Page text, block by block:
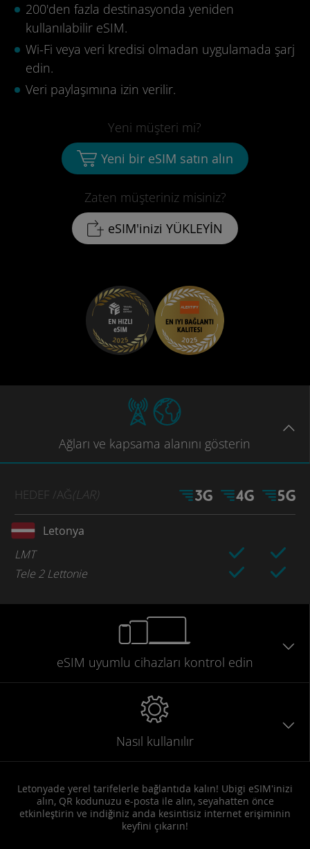
200'den fazla destinasyonda yeniden
kullanılabilir eSIM.
Wi-Fi veya veri kredisi olmadan uygulamada şarj
edin.
Veri paylaşımına izin verilir.
Zaten müşteriniz misiniz?
eSIM'inizi YÜKLEYİN
Yeni müşteri mi?
Yeni bir eSIM satın alın
Ağları ve kapsama alanını gösterin
HEDEF /AĞ(LAR)
Letonya
LMT
Tele 2 Lettonie
eSIM uyumlu cihazları kontrol edin
Nasıl kullanılır
Letonyade yerel tarifelerle bağlantıda kalın! Ubigi eSIM'inizi
alın, QR kodunuzu e-posta ile alın, seyahatten önce
etkinleştirin ve indiğiniz anda kesintisiz internet erişiminin
keyfini çıkarın!